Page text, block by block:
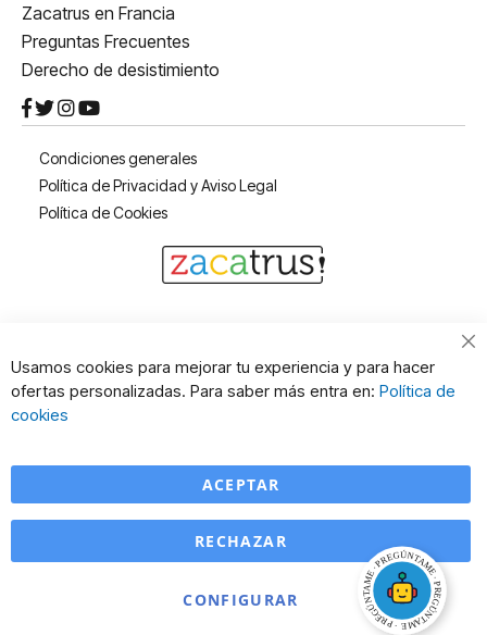
Zacatrus en Francia
Preguntas Frecuentes
Derecho de desistimiento
Condiciones generales
Política de Privacidad y Aviso Legal
Política de Cookies
Usamos cookies para mejorar tu experiencia y para hacer
ofertas personalizadas. Para saber más entra en: Política de
cookies
ACEPTAR
CONFIGURAR
RECHAZAR